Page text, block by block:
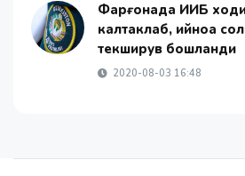
Фарғонада ИИБ
калтаклаб, қийноққа
текширув бошланди
2020-08-03 16:48